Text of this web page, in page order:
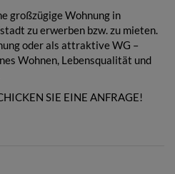
großzügige Wohnung in
zu erwerben bzw. zu mieten.
oder als attraktive WG –
Wohnen, Lebensqualität und
SIE EINE ANFRAGE!